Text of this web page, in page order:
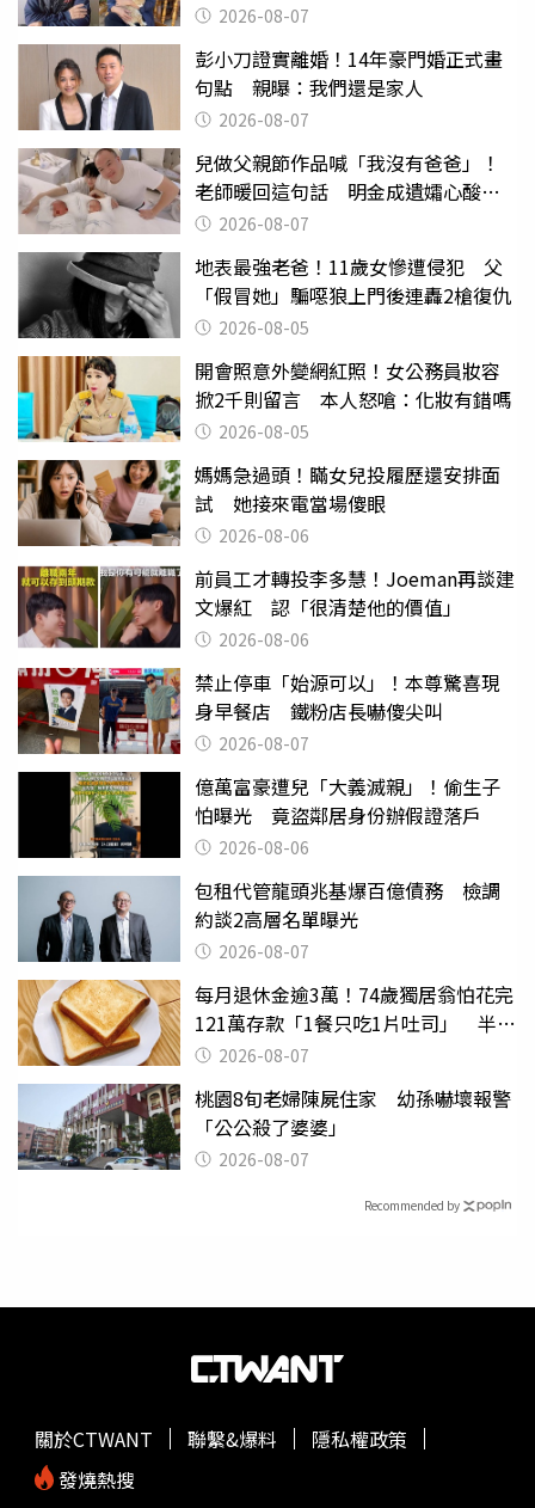
2026-08-07
彭小刀證實離婚！14年豪門婚正式畫
句點 親曝：我們還是家人
2026-08-07
兒做父親節作品喊「我沒有爸爸」！
老師暖回這句話 明金成遺孀心酸惹
淚 2026-08-07
地表最強老爸！11歲女慘遭侵犯 父
「假冒她」騙噁狼上門後連轟2槍復仇
2026-08-05
開會照意外變網紅照！女公務員妝容
掀2千則留言 本人怒嗆：化妝有錯嗎
2026-08-05
媽媽急過頭！瞞女兒投履歷還安排面
試 她接來電當場傻眼
2026-08-06
前員工才轉投李多慧！Joeman再談建
文爆紅 認「很清楚他的價值」
2026-08-06
禁止停車「始源可以」！本尊驚喜現
身早餐店 鐵粉店長嚇傻尖叫
2026-08-07
億萬富豪遭兒「大義滅親」！偷生子
怕曝光 竟盜鄰居身份辦假證落戶
2026-08-06
包租代管龍頭兆基爆百億債務 檢調
約談2高層名單曝光
2026-08-07
每月退休金逾3萬！74歲獨居翁怕花完
121萬存款「1餐只吃1片吐司」 半年
後暴瘦嚇壞女兒
2026-08-07
桃園8旬老婦陳屍住家 幼孫嚇壞報警
「公公殺了婆婆」
2026-08-07
Recommended by
關於CTWANT 聯繫&爆料
隱私權政策
發燒熱搜